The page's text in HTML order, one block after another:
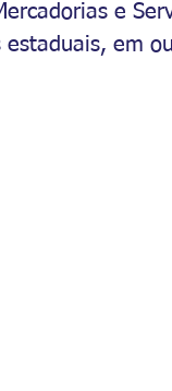
e
estaduais, em